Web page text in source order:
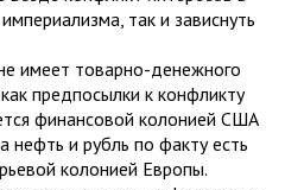
так и зависнуть
имеет товарно-денежного
предпосылки к конфликту
финансовой колонией США
нефть и рубль по факту есть
колонией Европы.